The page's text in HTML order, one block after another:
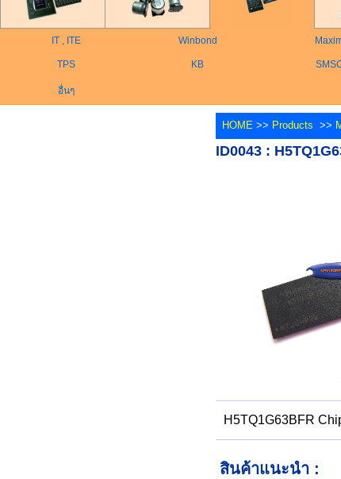
IT , ITE Winbond
TPS KB
อื่นๆ
HOME >> Products >>
ID0043 :
H5TQ1G63BFR
สินค้าแนะนำ :